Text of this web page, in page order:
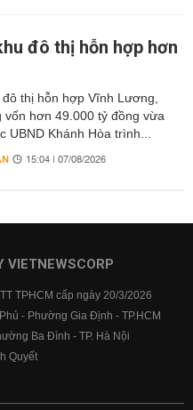
đô thị hỗn hợp hơn
đô thị hỗn hợp Vĩnh Lương,
vốn hơn 49.000 tỷ đồng vừa
UBND Khánh Hòa trình...
15:04 | 07/08/2026
TPHCM cấp ngày 20/3/2026
- Phường Gia Định - TP.HCM
Ba Đình - TP. Hà Nội
Quyết